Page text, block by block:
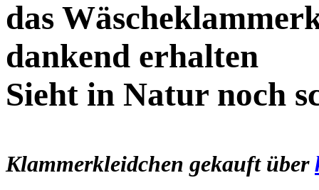
das
dankend erhalten
Sieht in Natur noch
Klammerkleidchen gekauft über